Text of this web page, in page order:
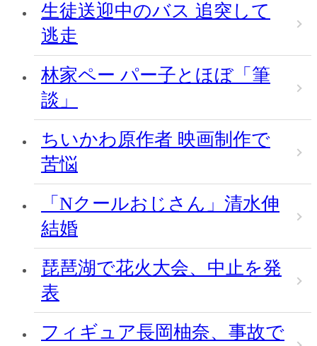
生徒送迎中のバス 追突して
逃走
林家ペー パー子とほぼ「筆
談」
ちいかわ原作者 映画制作で
苦悩
「Nクールおじさん」清水伸
結婚
琵琶湖で花火大会、中止を発
表
フィギュア長岡柚奈、事故で